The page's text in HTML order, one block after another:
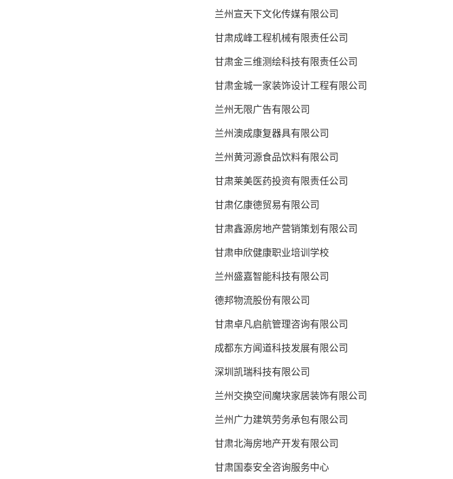
兰州宣天下文化传媒有限公司
甘肃成峰工程机械有限责任公司
甘肃金三维测绘科技有限责任公司
甘肃金城一家装饰设计工程有限公司
兰州无限广告有限公司
兰州澳成康复器具有限公司
兰州黄河源食品饮料有限公司
甘肃莱美医药投资有限责任公司
甘肃亿康德贸易有限公司
甘肃鑫源房地产营销策划有限公司
甘肃申欣健康职业培训学校
兰州盛嘉智能科技有限公司
德邦物流股份有限公司
甘肃卓凡启航管理咨询有限公司
成都东方闻道科技发展有限公司
深圳凯瑞科技有限公司
兰州交换空间魔块家居装饰有限公司
兰州广力建筑劳务承包有限公司
甘肃北海房地产开发有限公司
甘肃国泰安全咨询服务中心